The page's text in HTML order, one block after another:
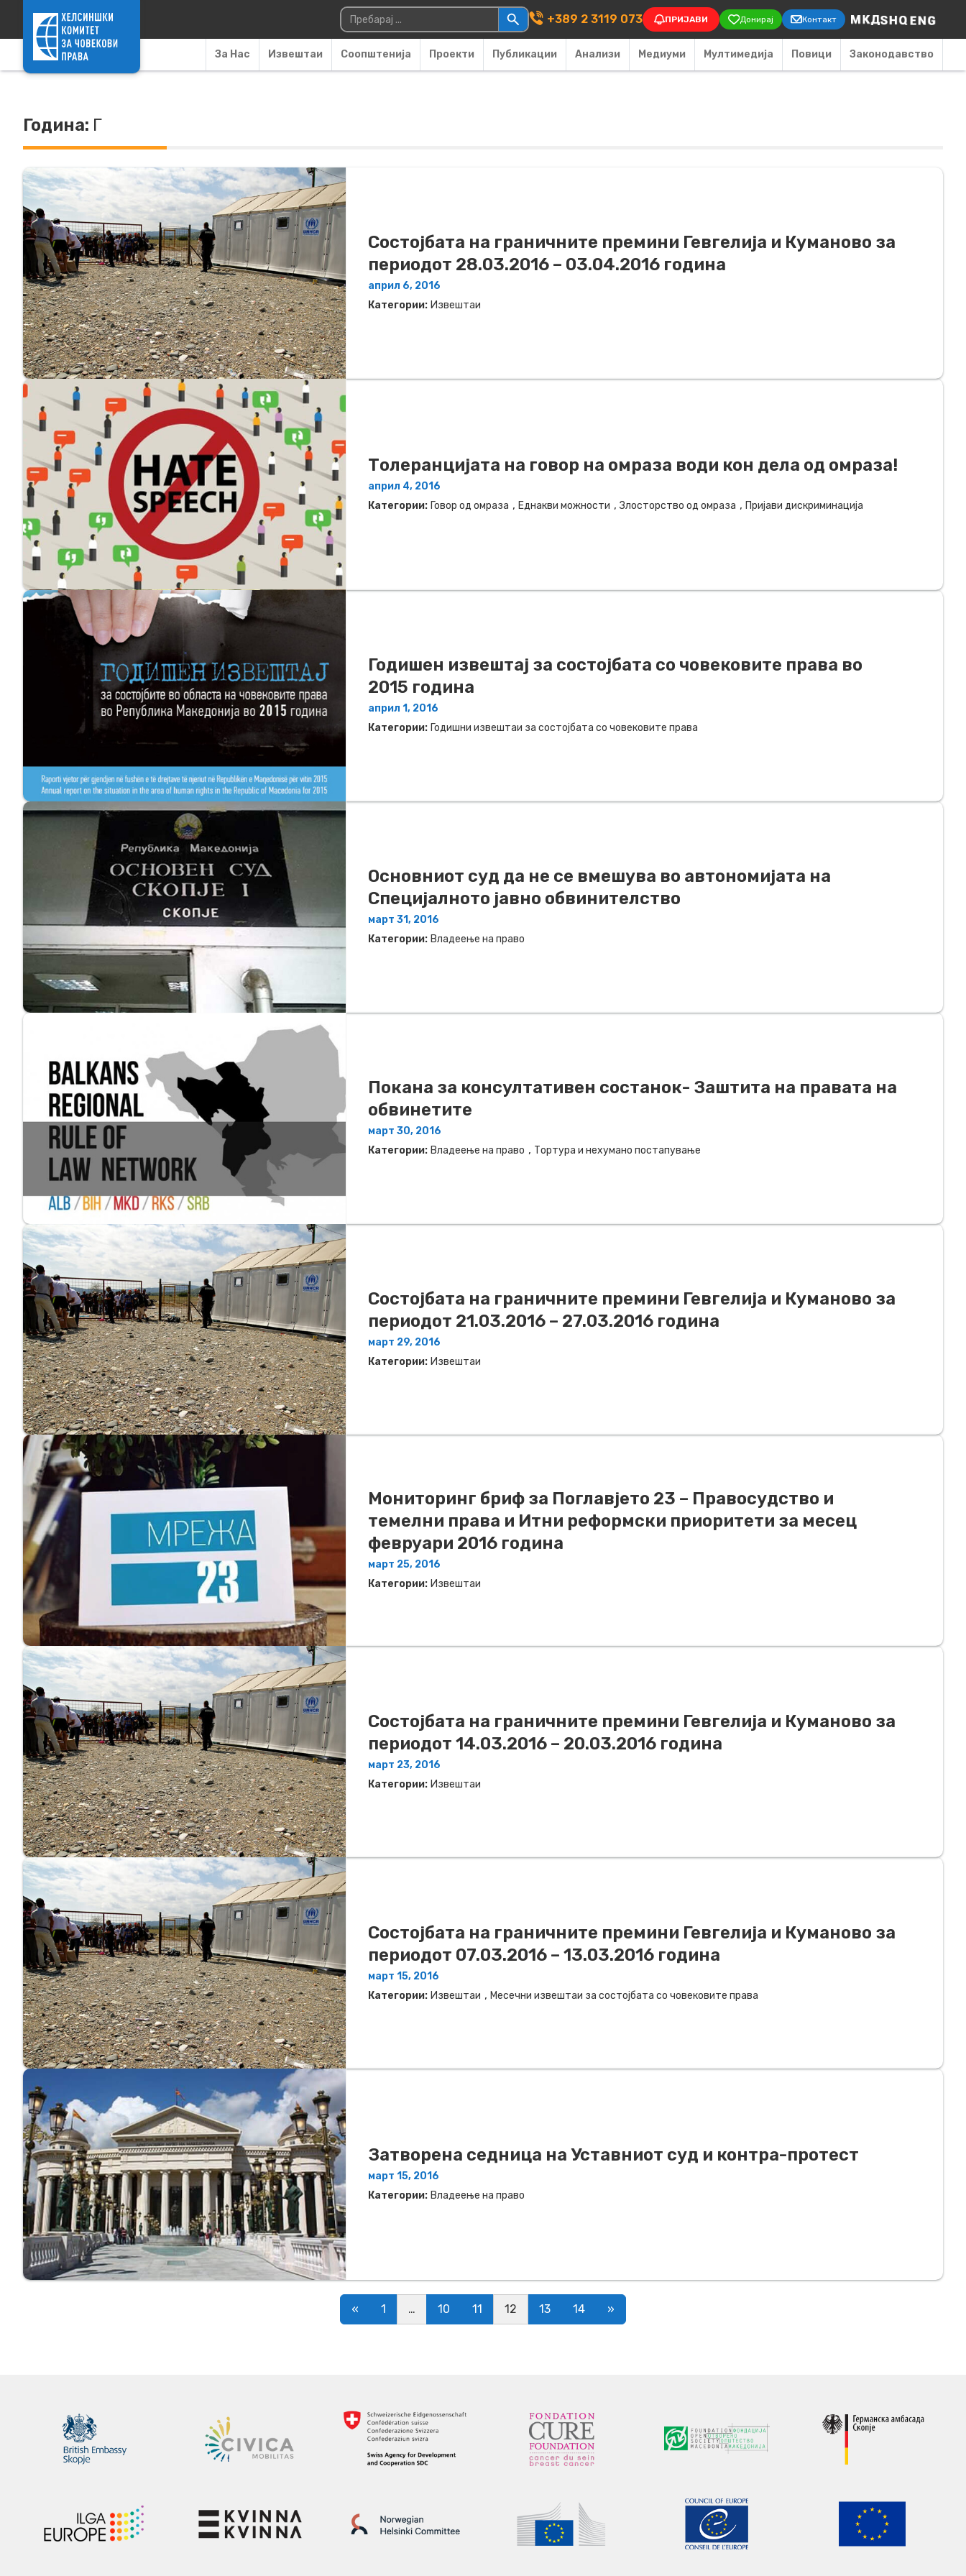
Main Navigation
Пребарувај за: +389 2 3119 073 ПРИЈАВИ Донирај Контакт
За Нас Извештаи Соопштенија Проекти Публикации Анализи Медиуми Мултимедија Повици Законодавство
Година: Г
Состојбата на граничните премини Гевгелија и Куманово за
периодот 28.03.2016 – 03.04.2016 година
април 6, 2016
Категории: Извештаи
Толеранцијата на говор на омраза води кон дела од омраза!
април 4, 2016
Категории: Говор од омраза , Еднакви можности ,Злосторство од омраза , Пријави дискриминација
Годишен извештај за состојбата со човековите права во
2015 година
април 1, 2016
Категории: Годишни извештаи за состојбата со човековите права
Основниот суд да не се вмешува во автономијата на
Специјалното јавно обвинителство
март 31, 2016
Категории: Владеење на право
Покана за консултативен состанок- Заштита на правата на
обвинетите
март 30, 2016
Категории: Владеење на право , Тортура и нехумано постапување
Состојбата на граничните премини Гевгелија и Куманово за
периодот 21.03.2016 – 27.03.2016 година
март 29, 2016
Категории: Извештаи
Мониторинг бриф за Поглавјето 23 – Правосудство и
темелни права и Итни реформски приоритети за месец
февруари 2016 година
март 25, 2016
Категории: Извештаи
Состојбата на граничните премини Гевгелија и Куманово за
периодот 14.03.2016 – 20.03.2016 година
март 23, 2016
Категории: Извештаи
Состојбата на граничните премини Гевгелија и Куманово за
периодот 07.03.2016 – 13.03.2016 година
март 15, 2016
Категории: Извештаи , Месечни извештаи за состојбата со човековите права
Затворена седница на Уставниот суд и контра-протест
март 15, 2016
Категории: Владеење на право
Posts navigation
« 1 … 10 11 12 13 14 »